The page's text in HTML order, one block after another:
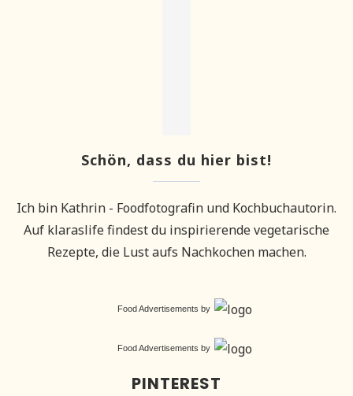
Schön, dass du hier bist!
Ich bin Kathrin - Foodfotografin und Kochbuchautorin.
Auf klaraslife findest du inspirierende vegetarische
Rezepte, die Lust aufs Nachkochen machen.
Food Advertisements by
Food Advertisements by
PINTEREST